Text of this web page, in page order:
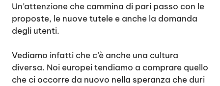
Un’attenzione che cammina di pari passo con le
proposte, le nuove tutele e anche la domanda
degli utenti.
Vediamo infatti che c’è anche una cultura
diversa. Noi europei tendiamo a comprare quello
che ci occorre da nuovo nella speranza che duri